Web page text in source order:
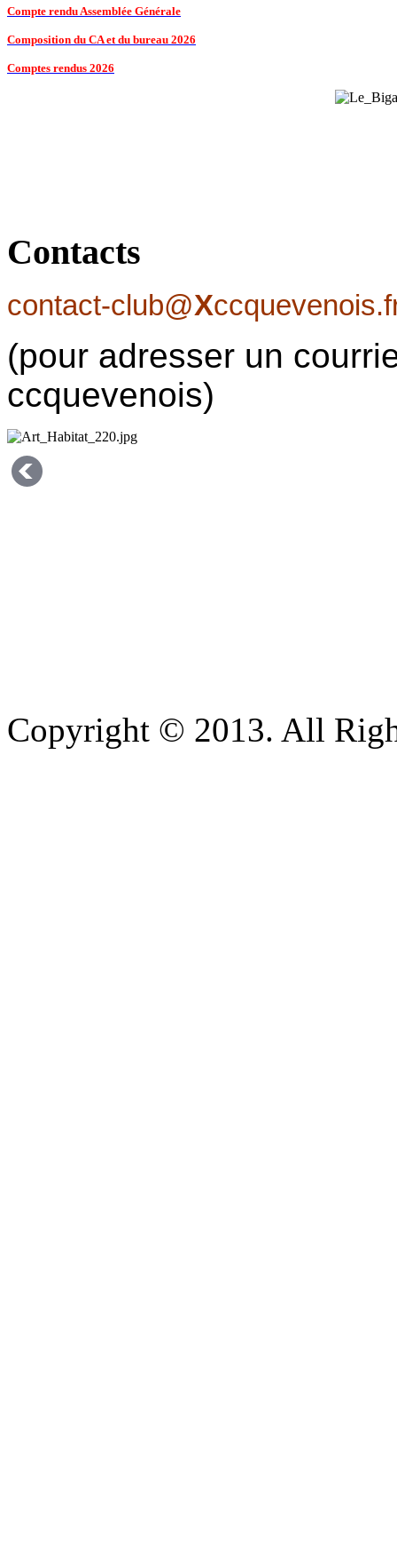
Compte rendu Assemblée Générale
Composition du CA et du bureau 2026
Comptes rendus 2026
Contacts
contact-club@X
(pour adresser un
ccquevenois)
Copyright © 2013. All